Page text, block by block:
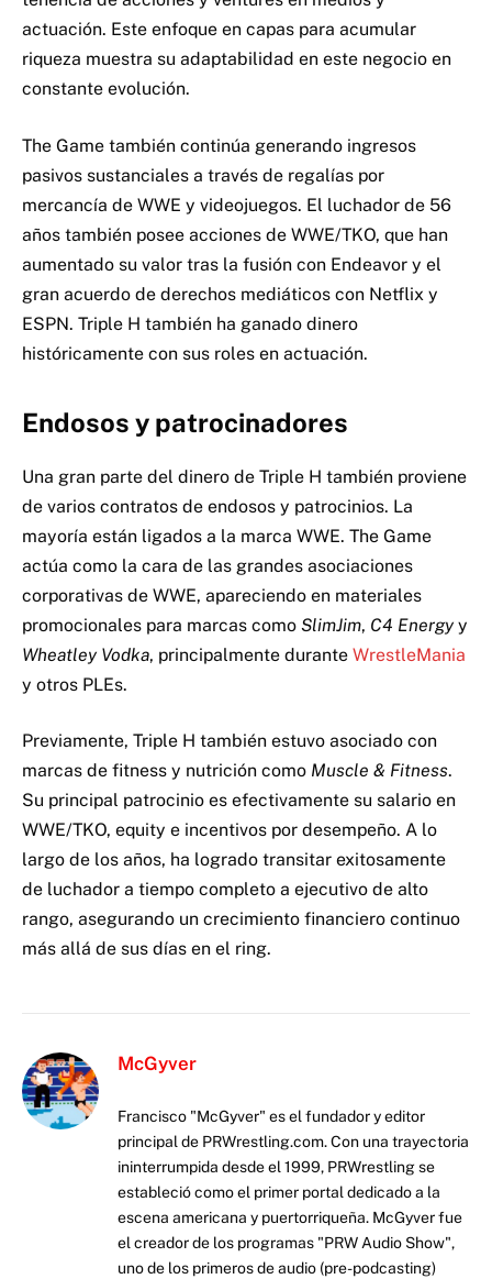
actuación. Este enfoque en capas para acumular
riqueza muestra su adaptabilidad en este negocio en
constante evolución.
The Game también continúa generando ingresos
pasivos sustanciales a través de regalías por
mercancía de WWE y videojuegos. El luchador de 56
años también posee acciones de WWE/TKO, que han
aumentado su valor tras la fusión con Endeavor y el
gran acuerdo de derechos mediáticos con Netflix y
ESPN. Triple H también ha ganado dinero
históricamente con sus roles en actuación.
Endosos y patrocinadores
Una gran parte del dinero de Triple H también proviene
de varios contratos de endosos y patrocinios. La
mayoría están ligados a la marca WWE. The Game
actúa como la cara de las grandes asociaciones
corporativas de WWE, apareciendo en materiales
promocionales para marcas como SlimJim, C4 Energy y
Wheatley Vodka, principalmente durante WrestleMania
y otros PLEs.
Previamente, Triple H también estuvo asociado con
marcas de fitness y nutrición como Muscle & Fitness.
Su principal patrocinio es efectivamente su salario en
WWE/TKO, equity e incentivos por desempeño. A lo
largo de los años, ha logrado transitar exitosamente
de luchador a tiempo completo a ejecutivo de alto
rango, asegurando un crecimiento financiero continuo
más allá de sus días en el ring.
McGyver
Francisco "McGyver" es el fundador y editor
principal de PRWrestling.com. Con una trayectoria
ininterrumpida desde el 1999, PRWrestling se
estableció como el primer portal dedicado a la
escena americana y puertorriqueña. McGyver fue
el creador de los programas "PRW Audio Show",
uno de los primeros de audio (pre-podcasting)